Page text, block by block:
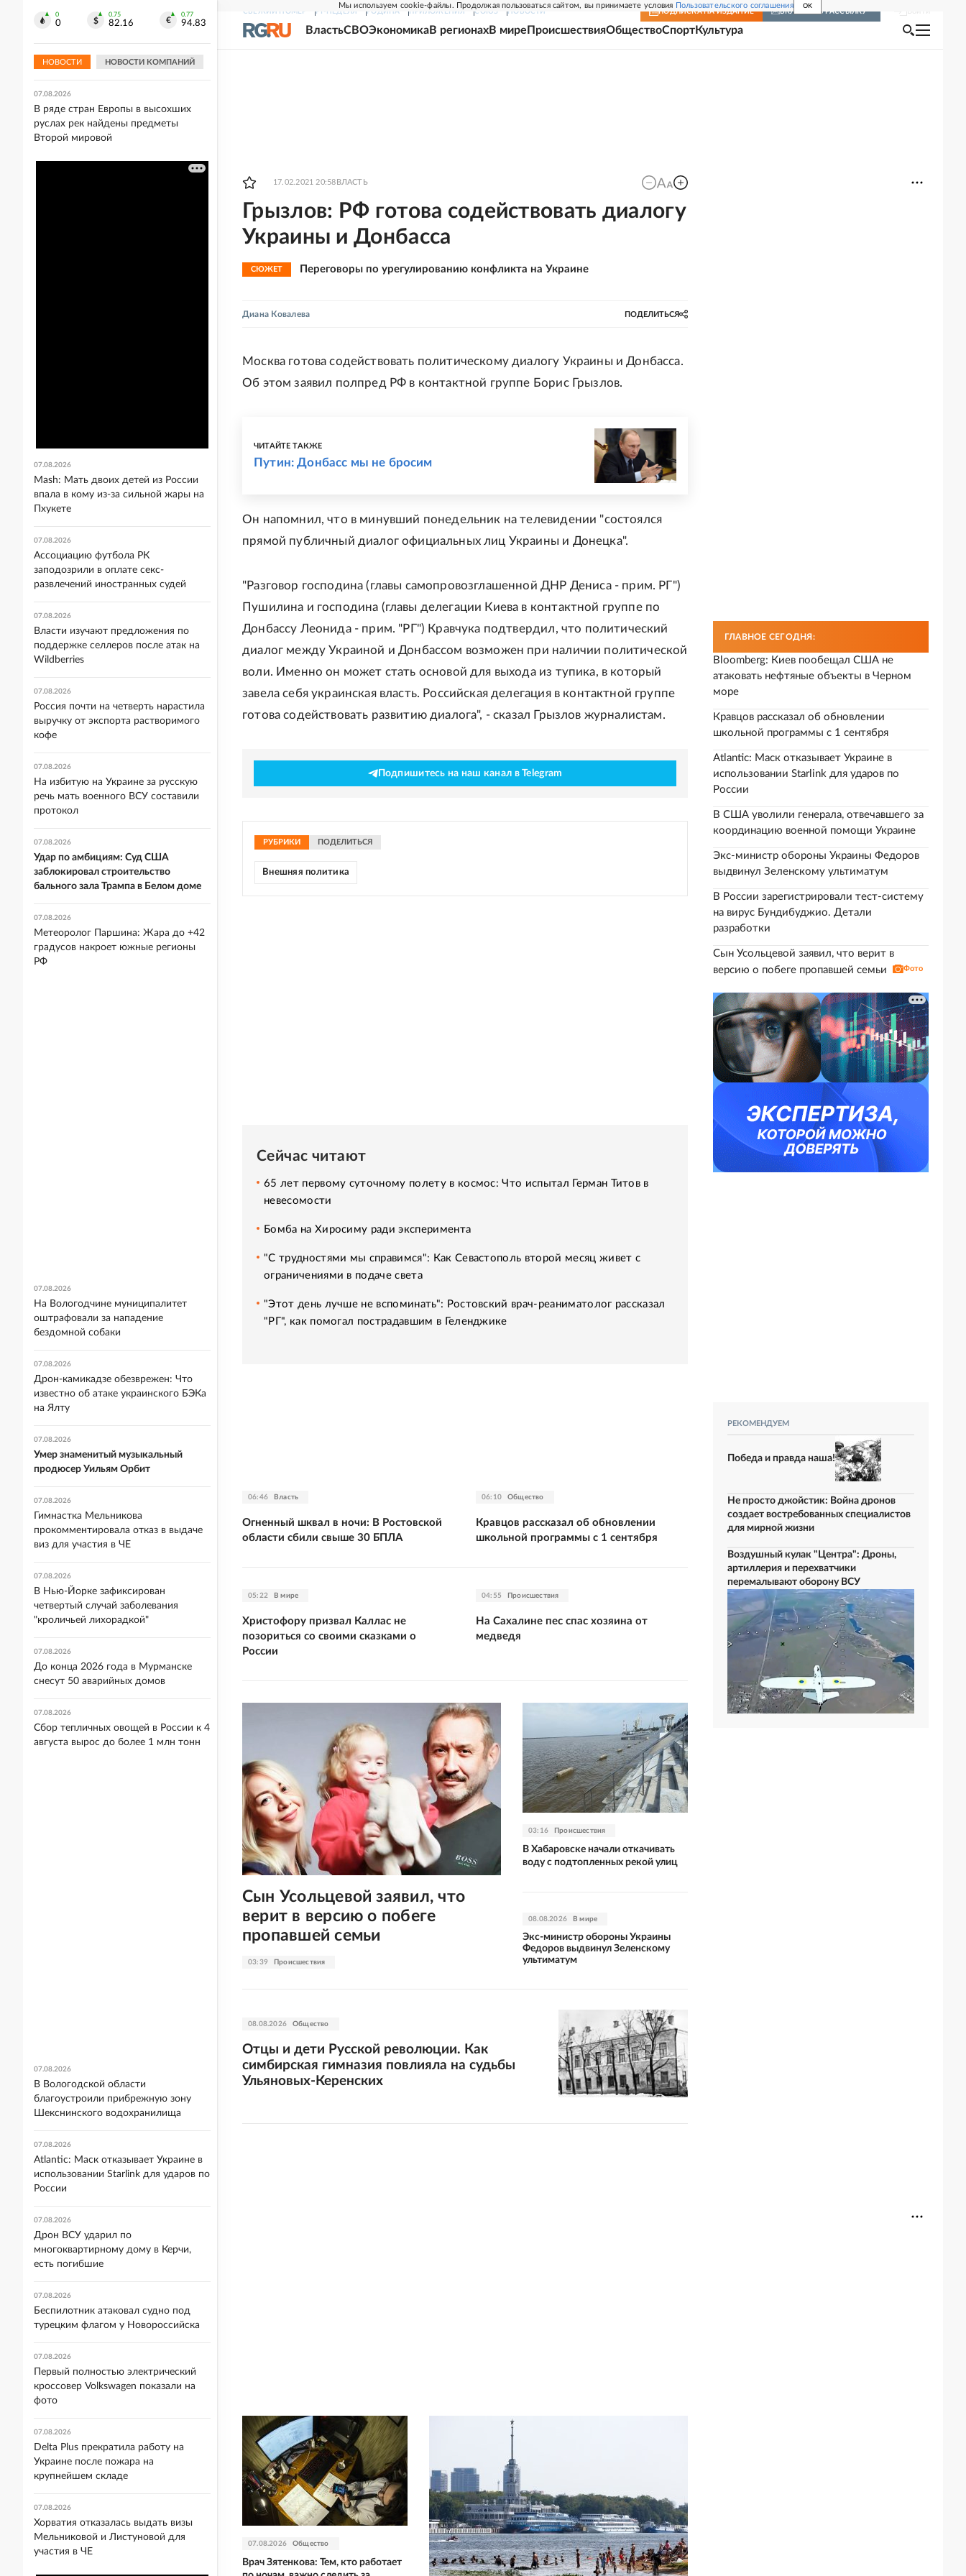
Мы используем cookie-файлы. Продолжая пользоваться сайтом, вы принимаете условия Пользовательского соглашения OK
СВЕЖИЙ НОМЕР РГ-НЕДЕЛЯ РОДИНА ПРИЛОЖЕНИЯ СОЮЗ НОВОСТИ ПОДПИСКА НА ИЗДАНИЕ ВКЛЮЧИТЬ РАССЫЛКУ
ВластьСВОЭкономикаВ регионахВ мире ПроисшествияОбществоСпортКультура
17.02.2021 20:58 ВЛАСТЬ
Грызлов: РФ готова содействовать диалогу
Украины и Донбасса
СЮЖЕТ Переговоры по урегулированию конфликта на Украине
Диана Ковалева ПОДЕЛИТЬСЯ
Москва готова содействовать политическому диалогу Украины и Донбасса.
Об этом заявил полпред РФ в контактной группе Борис Грызлов.
ЧИТАЙТЕ ТАКЖЕ
Путин: Донбасс мы не бросим
Он напомнил, что в минувший понедельник на телевидении "состоялся
прямой публичный диалог официальных лиц Украины и Донецка".
"Разговор господина (главы самопровозглашенной ДНР Дениса - прим. РГ")
Пушилина и господина (главы делегации Киева в контактной группе по
Донбассу Леонида - прим. "РГ") Кравчука подтвердил, что политический
диалог между Украиной и Донбассом возможен при наличии политической
воли. Именно он может стать основой для выхода из тупика, в который
завела себя украинская власть. Российская делегация в контактной группе
готова содействовать развитию диалога", - сказал Грызлов журналистам.
Подпишитесь на наш канал в Telegram
РУБРИКИ ПОДЕЛИТЬСЯ
Внешняя политика
Сейчас читают
65 лет первому суточному полету в космос: Что испытал Герман Титов в
невесомости
Бомба на Хиросиму ради эксперимента
"С трудностями мы справимся": Как Севастополь второй месяц живет с
ограничениями в подаче света
"Этот день лучше не вспоминать": Ростовский врач-реаниматолог рассказал
"РГ", как помогал пострадавшим в Геленджике
06:46 Власть
Огненный шквал в ночи: В Ростовской
области сбили свыше 30 БПЛА
06:10 Общество
Кравцов рассказал об обновлении
школьной программы с 1 сентября
05:22 В мире
Христофору призвал Каллас не
позориться со своими сказками о
России
04:55 Происшествия
На Сахалине пес спас хозяина от
медведя
03:39 Происшествия
Сын Усольцевой заявил, что
верит в версию о побеге
пропавшей семьи
03:16 Происшествия
В Хабаровске начали откачивать
воду с подтопленных рекой улиц
08.08.2026 В мире
Экс-министр обороны Украины
Федоров выдвинул Зеленскому
ультиматум
08.08.2026 Общество
Отцы и дети Русской революции. Как
симбирская гимназия повлияла на судьбы
Ульяновых-Керенских
07.08.2026 Общество
Врач Зятенкова: Тем, кто работает
ГЛАВНОЕ СЕГОДНЯ:
Bloomberg: Киев пообещал США не
атаковать нефтяные объекты в Черном
море
Кравцов рассказал об обновлении
школьной программы с 1 сентября
Atlantic: Маск отказывает Украине в
использовании Starlink для ударов по
России
В США уволили генерала, отвечавшего за
координацию военной помощи Украине
Экс-министр обороны Украины Федоров
выдвинул Зеленскому ультиматум
В России зарегистрировали тест-систему
на вирус Бундибуджио. Детали
разработки
Сын Усольцевой заявил, что верит в
версию о побеге пропавшей семьи
Фото
РЕКОМЕНДУЕМ
Победа и правда наша!
Не просто джойстик: Война дронов
создает востребованных специалистов
для мирной жизни
Воздушный кулак "Центра": Дроны,
артиллерия и перехватчики
перемалывают оборону ВСУ
0
0
0.75
82.16
0.77
94.83
НОВОСТИ НОВОСТИ КОМПАНИЙ
07.08.2026
лекарств пять препаратов
07.08.2026
В ряде стран Европы в высохших
руслах рек найдены предметы
Второй мировой
07.08.2026
Mash: Мать двоих детей из России
впала в кому из-за сильной жары на
Пхукете
07.08.2026
Ассоциацию футбола РК
заподозрили в оплате секс-
развлечений иностранных судей
07.08.2026
Власти изучают предложения по
поддержке селлеров после атак на
Wildberries
07.08.2026
Россия почти на четверть нарастила
выручку от экспорта растворимого
кофе
07.08.2026
На избитую на Украине за русскую
речь мать военного ВСУ составили
протокол
07.08.2026
Удар по амбициям: Суд США
заблокировал строительство
бального зала Трампа в Белом доме
07.08.2026
Метеоролог Паршина: Жара до +42
градусов накроет южные регионы
РФ
07.08.2026
На Вологодчине муниципалитет
оштрафовали за нападение
бездомной собаки
07.08.2026
Дрон-камикадзе обезврежен: Что
известно об атаке украинского БЭКа
на Ялту
07.08.2026
Умер знаменитый музыкальный
продюсер Уильям Орбит
07.08.2026
Гимнастка Мельникова
прокомментировала отказ в выдаче
виз для участия в ЧЕ
07.08.2026
В Нью-Йорке зафиксирован
четвертый случай заболевания
"кроличьей лихорадкой"
07.08.2026
До конца 2026 года в Мурманске
снесут 50 аварийных домов
07.08.2026
Сбор тепличных овощей в России к 4
августа вырос до более 1 млн тонн
07.08.2026
В Вологодской области
благоустроили прибрежную зону
Шекснинского водохранилища
07.08.2026
Atlantic: Маск отказывает Украине в
использовании Starlink для ударов по
России
07.08.2026
Дрон ВСУ ударил по
многоквартирному дому в Керчи,
есть погибшие
07.08.2026
Беспилотник атаковал судно под
турецким флагом у Новороссийска
07.08.2026
Первый полностью электрический
кроссовер Volkswagen показали на
фото
07.08.2026
Delta Plus прекратила работу на
Украине после пожара на
крупнейшем складе
07.08.2026
Хорватия отказалась выдать визы
Мельниковой и Листуновой для
участия в ЧЕ